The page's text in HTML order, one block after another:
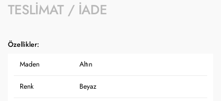
TESLIMAT / İADE
Özellikler:
Maden Altın
Renk Beyaz